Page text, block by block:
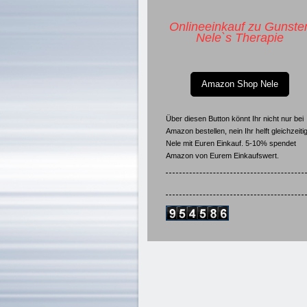
Onlineeinkauf zu
Nele`s Therapie
Amazon Shop Nele
Über diesen Button könnt Ihr nicht nur bei
Amazon bestellen, nein Ihr helft gleichzeitig
Nele mit Euren Einkauf. 5-10% spendet
Amazon von Eurem Einkaufswert.